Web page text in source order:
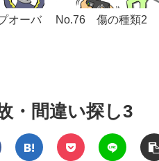
オーバ
No.76 傷の種類2
・間違い探し3